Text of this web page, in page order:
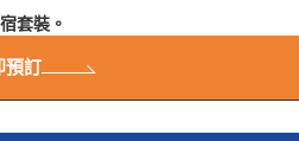
套裝。
預訂